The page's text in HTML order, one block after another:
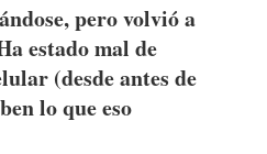
pero volvió a
estado mal de
(desde antes de
lo que eso